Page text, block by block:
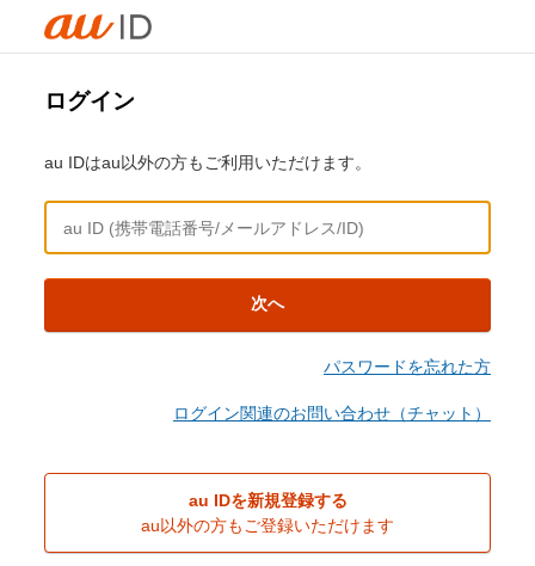
ログイン
au IDはau以外の方もご利用いただけます。
次へ
パスワードを忘れた方
ログイン関連のお問い合わせ（チャット）
au IDを新規登録する
au以外の方もご登録いただけます